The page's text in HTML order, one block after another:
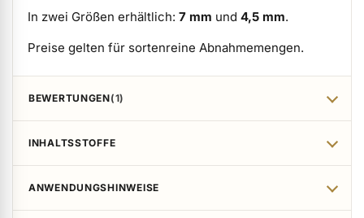
In zwei Größen erhältlich: 7 mm und 4,5 mm.
Preise gelten für sortenreine Abnahmemengen.
BEWERTUNGEN 1
INHALTSSTOFFE
ANWENDUNGSHINWEISE